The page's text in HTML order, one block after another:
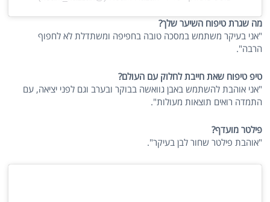
מה שגרת טיפוח השיער שלך?
"אני בעיקר משתמש במסכה טובה בחפיפה ומשתדלת לא לחפוף
הרבה".
טיפ טיפוח שאת חייבת לחלוק עם העולם?
"אני אוהבת להשתמש באבן גוואשה בבוקר ובערב וגם לפני יציאה, עם
התמדה רואים תוצאות מעולות".
פילטר מועדף?
"אוהבת פילטר שחור לבן בעיקר".